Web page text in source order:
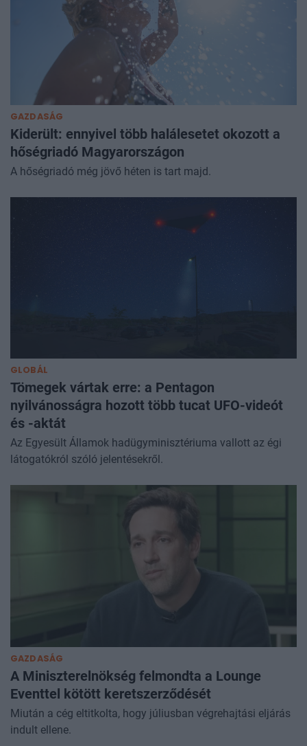
GAZDASÁG
Kiderült: ennyivel több halálesetet okozott a
hőségriadó Magyarországon
A hőségriadó még jövő héten is tart majd.
GLOBÁL
Tömegek vártak erre: a Pentagon
nyilvánosságra hozott több tucat UFO-videót
és -aktát
Az Egyesült Államok hadügyminisztériuma vallott az égi
látogatókról szóló jelentésekről.
GAZDASÁG
A Miniszterelnökség felmondta a Lounge
Eventtel kötött keretszerződését
Miután a cég eltitkolta, hogy júliusban végrehajtási eljárás
indult ellene.